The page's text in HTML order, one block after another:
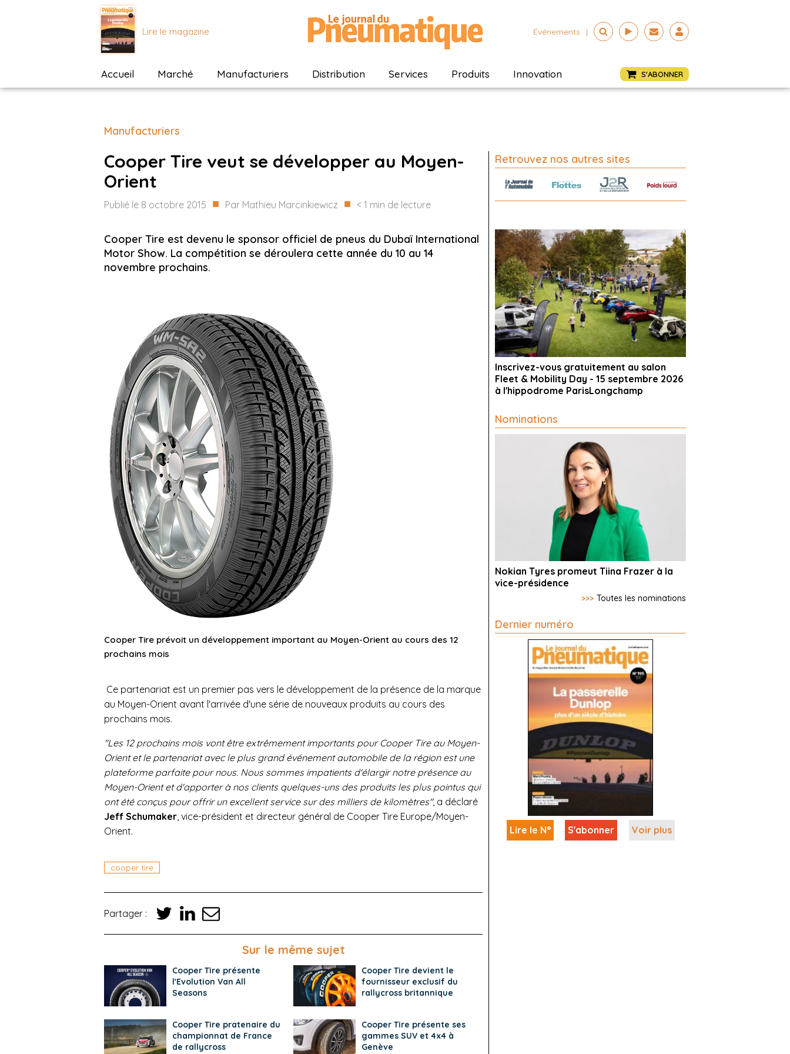
Lire le magazine Événements |
Accueil Marché Manufacturiers Distribution Services Produits Innovation S'ABONNER
Manufacturiers
Cooper Tire veut se développer au Moyen-
Orient
Publié le 8 octobre 2015 ■ Par Mathieu Marcinkiewicz ■ < 1 min de lecture
Cooper Tire est devenu le sponsor officiel de pneus du Dubaï International
Motor Show. La compétition se déroulera cette année du 10 au 14
novembre prochains.
Cooper Tire prévoit un développement important au Moyen-Orient au cours des 12
prochains mois
Ce partenariat est un premier pas vers le développement de la présence de la marque
au Moyen-Orient avant l'arrivée d'une série de nouveaux produits au cours des
prochains mois.
"Les 12 prochains mois vont être extrêmement importants pour Cooper Tire au Moyen-
Orient et le partenariat avec le plus grand événement automobile de la région est une
plateforme parfaite pour nous. Nous sommes impatients d'élargir notre présence au
Moyen-Orient et d'apporter à nos clients quelques-uns des produits les plus pointus qui
ont été conçus pour offrir un excellent service sur des milliers de kilomètres", a déclaré
Jeff Schumaker, vice-président et directeur général de Cooper Tire Europe/Moyen-
Orient.
cooper tire
Partager :
Sur le même sujet
Cooper Tire présente
l'Evolution Van All
Seasons
Cooper Tire devient le
fournisseur exclusif du
rallycross britannique
Cooper Tire pratenaire du
championnat de France
de rallycross
Cooper Tire présente ses
gammes SUV et 4x4 à
Genève
Retrouvez nos autres sites
Inscrivez-vous gratuitement au salon
Fleet & Mobility Day - 15 septembre 2026
à l'hippodrome ParisLongchamp
Nominations
Nokian Tyres promeut Tiina Frazer à la
vice-présidence
>>> Toutes les nominations
Dernier numéro
Lire le N° S'abonner Voir plus